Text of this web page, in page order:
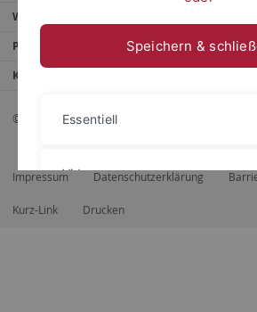
Weitere Angebote
Portale
Kontaktinfo
© 2026 Eberhard Karls Universität Tübingen,
Impressum Datenschutzerklärung
Kurz-Link Drucken
Speichern &
Essentiell
Videos